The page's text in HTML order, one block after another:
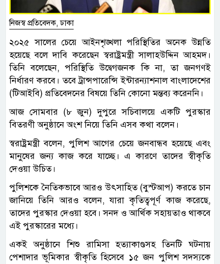
নিজস্ব প্রতিবেদক, ঢাকা
২০২৫ সালের চেয়ে আইনশৃঙ্খলা পরিস্থিতির অনেক উন্নতি
হয়েছে বলে দাবি করেছেন স্বরাষ্ট্রমন্ত্রী সালাহউদ্দিন আহমদ।
তিনি বলেছেন, পরিস্থিতি উদ্বেগজনক কি না, তা জনগণই
নির্ধারণ করবে। তবে ট্রান্সপারেন্সি ইন্টারন্যাশনাল বাংলাদেশের
(টিআইবি) প্রতিবেদনের বিষয়ে তিনি কোনো মন্তব্য করেননি।
আজ সোমবার (৮ জুন) দুপুরে সচিবালয়ে একটি পুরস্কার
বিতরণী অনুষ্ঠানে অংশ নিয়ে তিনি এসব কথা বলেন।
স্বরাষ্ট্রমন্ত্রী বলেন, পুলিশ আগের চেয়ে জনবান্ধব হয়েছে এবং
মানুষের জন্য কাজ করে যাচ্ছে। এ কারণে তাদের স্বীকৃতি
দেওয়া উচিত।
পুলিশকে নৈতিকভাবে আরও উৎসাহিত (বুস্টআপ) করতে চান
জানিয়ে তিনি আরও বলেন, যারা কৃতিত্বপূর্ণ কাজ করেছে,
তাদের পুরস্কার দেওয়া হবে। সনদ ও আর্থিক সহায়তাও থাকবে
এই পুরস্কারের মধ্যে।
একই অনুষ্ঠানে শিশু রামিসা হত্যাকাণ্ডসহ তিনটি ঘটনায়
পেশাদার ভূমিকার স্বীকৃতি হিসেবে ১৫ জন পুলিশ সদস্যকে